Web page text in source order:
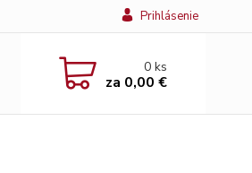
Prihlásenie
0ks
za 0,00 €